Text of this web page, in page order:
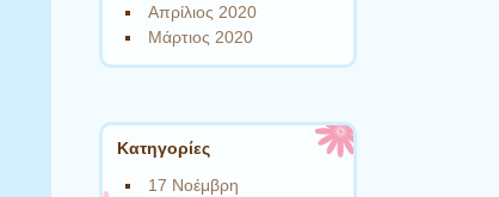
Απρίλιος 2020
Μάρτιος 2020
Kατηγορίες
17 Νοέμβρη